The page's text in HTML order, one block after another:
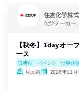
住友化学株
化学メーカー
【秋冬】1dayオー
ース
説明会・イベント
仕事体
兵庫県
2026年11月